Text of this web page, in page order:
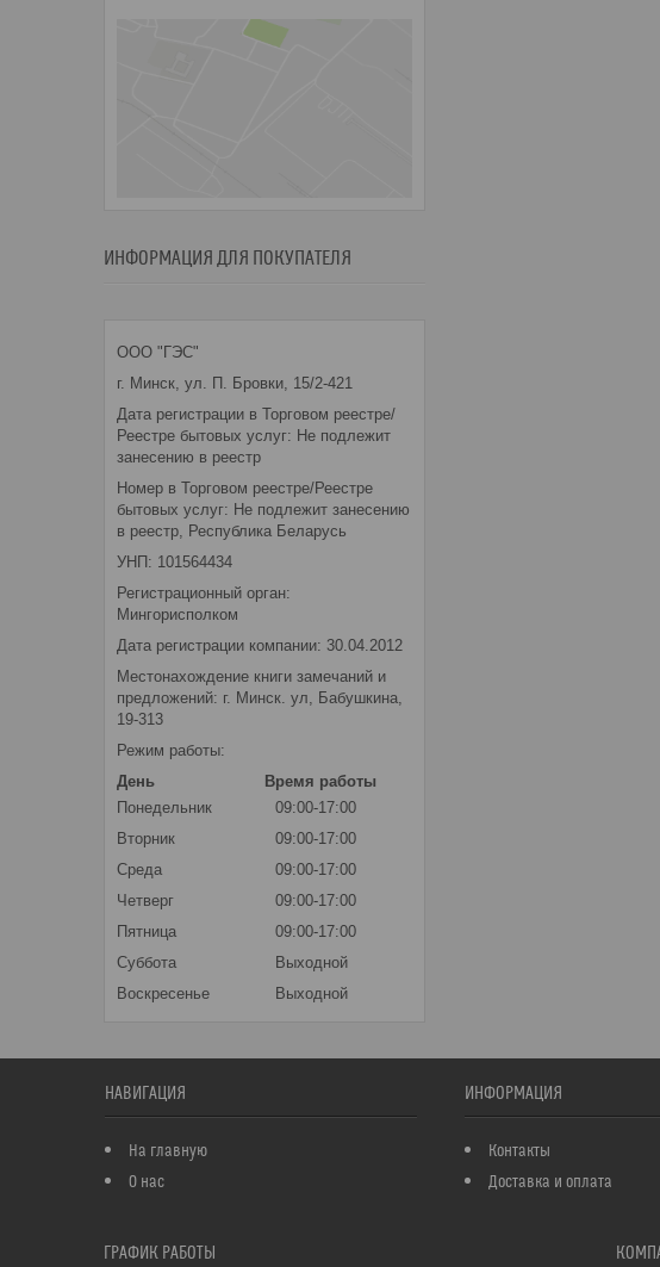
ИНФОРМАЦИЯ ДЛЯ ПОКУПАТЕЛЯ
ООО "ГЭС"
г. Минск, ул. П. Бровки, 15/2-421
Дата регистрации в Торговом реестре/
Реестре бытовых услуг: Не подлежит
занесению в реестр
Номер в Торговом реестре/Реестре
бытовых услуг: Не подлежит занесению
в реестр, Республика Беларусь
УНП: 101564434
Регистрационный орган:
Мингорисполком
Дата регистрации компании: 30.04.2012
Местонахождение книги замечаний и
предложений: г. Минск. ул, Бабушкина,
19-313
Режим работы:
День
Время работы
Понедельник
09:00-17:00
Вторник
09:00-17:00
Среда
09:00-17:00
Четверг
09:00-17:00
Пятница
09:00-17:00
Суббота
Выходной
Воскресенье
Выходной
НАВИГАЦИЯ
На главную
О нас
ИНФОРМАЦИЯ
Контакты
Доставка и оплата
ГРАФИК РАБОТЫ